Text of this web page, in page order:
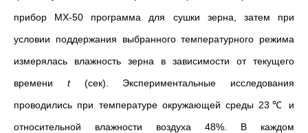
прибор МХ-50 программа для сушки зерна, затем при
условии поддержания выбранного температурного режима
измерялась влажность зерна в зависимости от текущего
времени t(сек). Экспериментальные исследования
проводились при температуре окружающей среды 23℃ и
относительной влажности воздуха 48%. В каждом